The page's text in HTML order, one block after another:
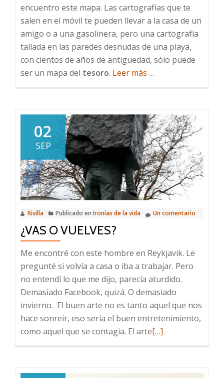
encuentro este mapa. Las cartografías que te
salen en el móvil te pueden llevar a la casa de un
amigo o a una gasolinera, pero una cartografía
tallada en las paredes desnudas de una playa,
con cientos de años de antiguedad, sólo puede
ser un mapa del tesoro. Leer más acerca
del
tesoro
…
02
SEP
Rivilla Publicado en Ironías de la vida Un comentario
¿VAS O VUELVES?
Me encontré con este hombre en Reykjavik. Le
pregunté si volvía a casa o iba a trabajar. Pero
no entendí lo que me dijo, parecía aturdido.
Demasiado Facebook, quizá. O demasiado
invierno. El buen arte no es tanto aquel que nos
hace sonreir, eso sería el buen entretenimiento,
como aquel que se contagia. El arteLeer
[…]